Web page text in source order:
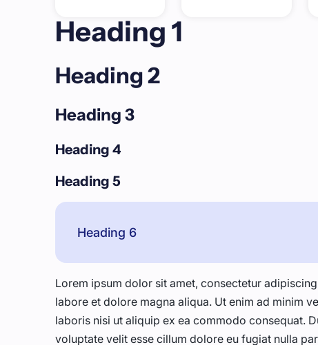
Heading 1
Heading 2
Heading 3
Heading 4
Heading 5
Heading 6
Lorem ipsum dolor sit amet, consectetur
labore et dolore magna aliqua. Ut enim ad minim
laboris nisi ut aliquip ex ea commodo consequat.
voluptate velit esse cillum dolore eu fugiat nulla